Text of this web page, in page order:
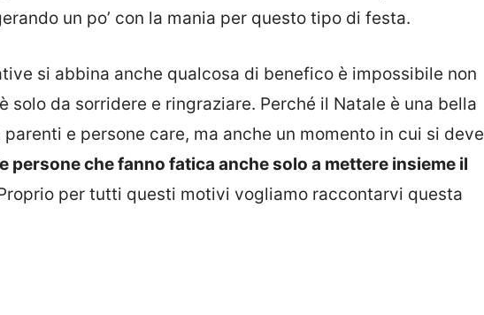
un po’ con la mania per questo tipo di festa.
si abbina anche qualcosa di benefico è impossibile non
solo da sorridere e ringraziare. Perché il Natale è una bella
e persone care, ma anche un momento in cui si deve
persone che fanno fatica anche solo a mettere insieme il
per tutti questi motivi vogliamo raccontarvi questa